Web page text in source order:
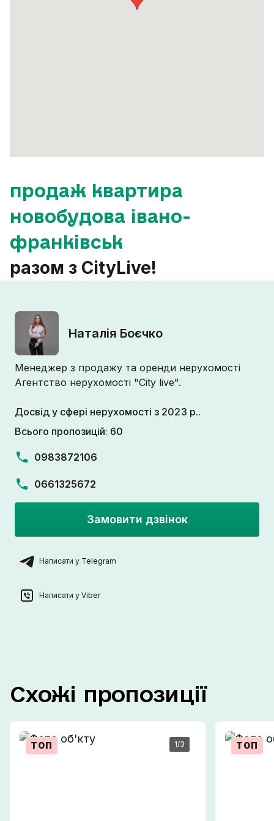
продаж квартира
новобудова івано-
франківськ
разом з CityLive!
Наталія Боєчко
Менеджер з продажу та оренди нерухомості
Агентство нерухомості "City live".
Досвід у сфері нерухомості з 2023 р..
Всього пропозицій: 60
0983872106
0661325672
Замовити дзвінок
Написати у Telegram
Написати у Viber
Схожі пропозиції
ТОП 1/3 ТОП